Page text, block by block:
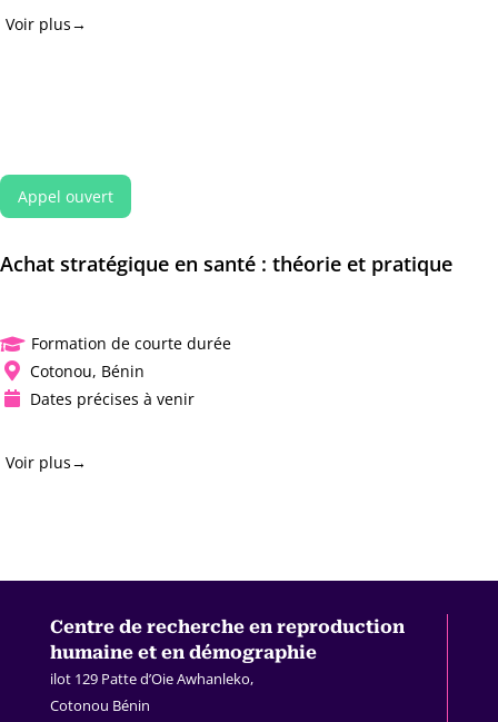
Voir plus→
Appel ouvert
Achat stratégique en santé : théorie et pratique
 Formation de courte durée
 Cotonou, Bénin
 Dates précises à venir
Voir plus→
Centre de recherche en reproduction
humaine et en démographie
ilot 129 Patte d’Oie Awhanleko,
Cotonou Bénin